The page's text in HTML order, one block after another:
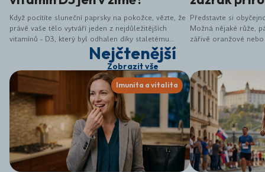
Když pocítíte sluneční paprsky na pokožce, vězte, že
právě vaše tělo vytváří jeden z nejdůležitějších
vitamínů - D3, který byl odhalen díky staletému
bádání.&nbsp;Z objevu vitamínu D3 se stal jeden z
nejvýznamnějších lékařských úspěchů 20. století,
který zachránil miliony lidí: Psal se rok 1650
a&nbsp;v ulicích Londýna si lékaři všimli, že čím dál
více dětí trpí zvláštní nemocí rachitidou (jejich kosti
byly slabé a lámavé, nohy deformované, růst
zpomalený). Až v roce 1919 lékař Huldschinsky
vystavil děti s rachitidou ultrafialovému
záření&nbsp;a jejich kosti se začaly hojit! O 3 roky
později biochemik McCollum&nbsp;objevil látku,
která zabraňovala rachitidě a nazval ji vitamín D.
Postupně se zjistila existence i&nbsp;nejdůležitější
Představte si
Možná nějaké růže,
zářivě oranžové
jen hezká ozdoba
jedná o jednu z
bylin, které nám
Nejčtenější
Zobrazit vše
Imunita a vitalita